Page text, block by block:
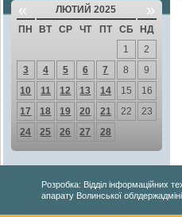
« ЛЮТИЙ 2025 »
ПН ВТ СР ЧТ ПТ СБ
НД
1
2
3
4 5 6 7 8
9
10
11 12 13 14 15
16
17
18 19 20 21 22
23
24
25 26 27 28
Розробка: Відділ інформаційних
апарату Волинської